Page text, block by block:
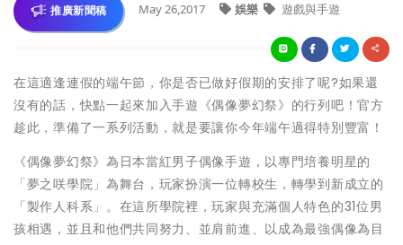
推廣新聞稿 May 26,2017 娛樂 遊戲與手遊
在這適逢連假的端午節，你是否已做好假期的安排了呢?如果還
沒有的話，快點一起來加入手遊《偶像夢幻祭》的行列吧！官方
趁此，準備了一系列活動，就是要讓你今年端午過得特別豐富！
《偶像夢幻祭》為日本當紅男子偶像手遊，以專門培養明星的
「夢之咲學院」為舞台，玩家扮演一位轉校生，轉學到新成立的
「製作人科系」。在這所學院裡，玩家與充滿個人特色的31位男
孩相遇，並且和他們共同努力、並肩前進、以成為最強偶像為目